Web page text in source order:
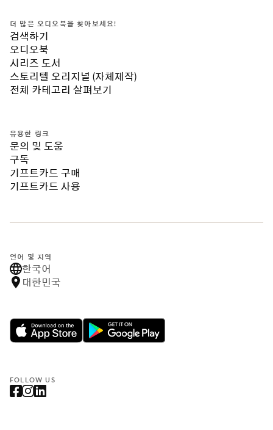
더 많은 오디오북을 찾아보세요!
검색하기
오디오북
시리즈 도서
스토리텔 오리지널 (자체제작)
전체 카테고리 살펴보기
유용한 링크
문의 및 도움
구독
기프트카드 구매
기프트카드 사용
언어 및 지역
한국어
대한민국
FOLLOW US